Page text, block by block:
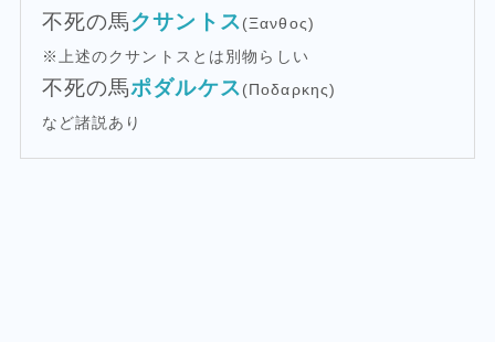
不死の馬クサントス(Ξανθος)
※上述のクサントスとは別物らしい
不死の馬ポダルケス(Ποδαρκης)
など諸説あり